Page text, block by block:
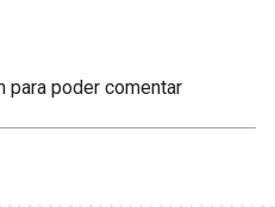
para poder comentar